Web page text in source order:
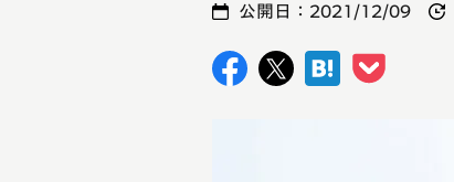
公開日： 2021/12/09